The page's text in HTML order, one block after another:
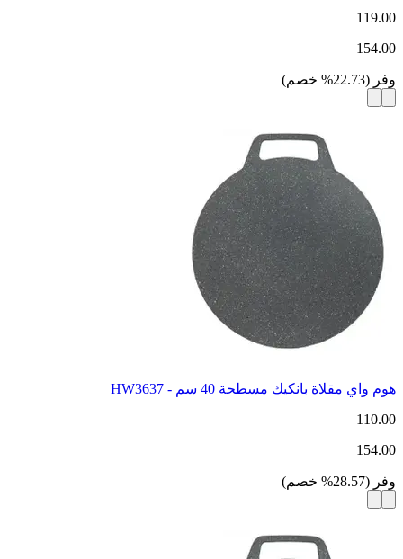
119.00
154.00
وفر (
22.73
% خصم)
هوم واي مقلاة بانكيك مسطحة 40 سم - HW3637
110.00
154.00
وفر (
28.57
% خصم)